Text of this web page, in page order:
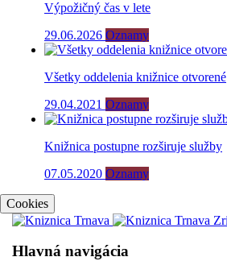
Výpožičný čas v lete
29.06.2026 Oznamy
Všetky oddelenia knižnice otvorené
29.04.2021 Oznamy
Knižnica postupne rozširuje služby
07.05.2020 Oznamy
Cookies
Hlavná navigácia